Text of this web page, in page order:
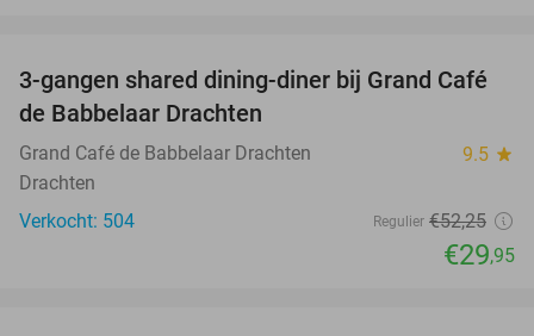
43%
3-gangen shared dining-diner bij Grand Café
de Babbelaar Drachten
Grand Café de Babbelaar Drachten 9.5 star
Drachten
Verkocht: 504
Regulier €52,25
€29,95